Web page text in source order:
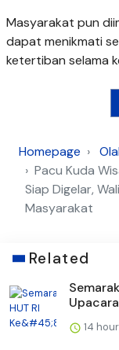
Masyarakat pun
dapat menikmati
ketertiban selama
Homepage
Pacu Kuda
Siap Digelar,
Masyarakat
Related
14